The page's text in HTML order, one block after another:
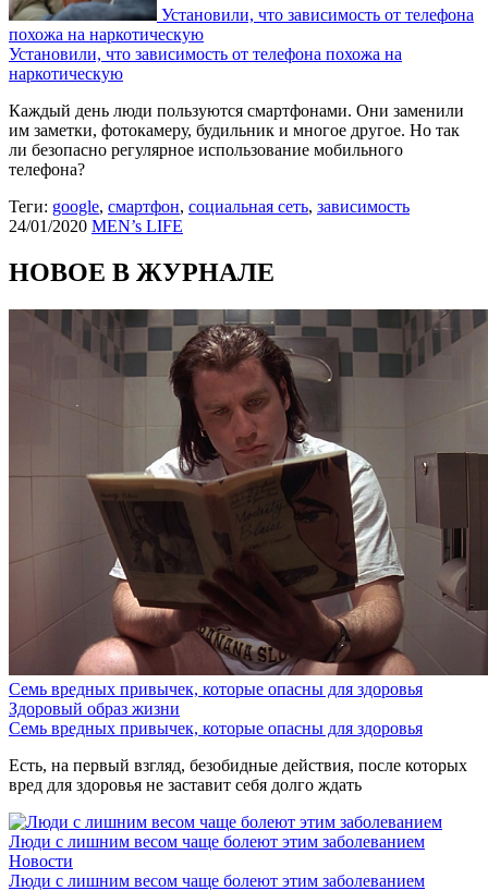
Установили, что зависимость от телефона
похожа на наркотическую
Установили, что зависимость от телефона похожа на
наркотическую
Каждый день люди пользуются смартфонами. Они заменили
им заметки, фотокамеру, будильник и многое другое. Но так
ли безопасно регулярное использование мобильного
телефона?
Теги: google, смартфон, социальная сеть, зависимость
24/01/2020 MEN’s LIFE
НОВОЕ В ЖУРНАЛЕ
Семь вредных привычек, которые опасны для здоровья
Здоровый образ жизни
Семь вредных привычек, которые опасны для здоровья
Есть, на первый взгляд, безобидные действия, после которых
вред для здоровья не заставит себя долго ждать
Люди с лишним весом чаще болеют этим заболеванием
Новости
Люди с лишним весом чаще болеют этим заболеванием